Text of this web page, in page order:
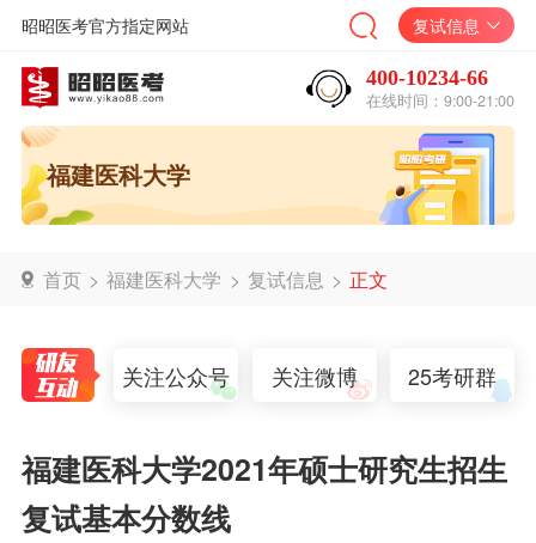
昭昭医考官方指定网站 复试信息
400-10234-66
在线时间：9:00-21:00
福建医科大学
首页 > 福建医科大学 > 复试信息 > 正文
关注公众号 关注微博 25考研群
福建医科大学2021年硕士研究生招生
复试基本分数线